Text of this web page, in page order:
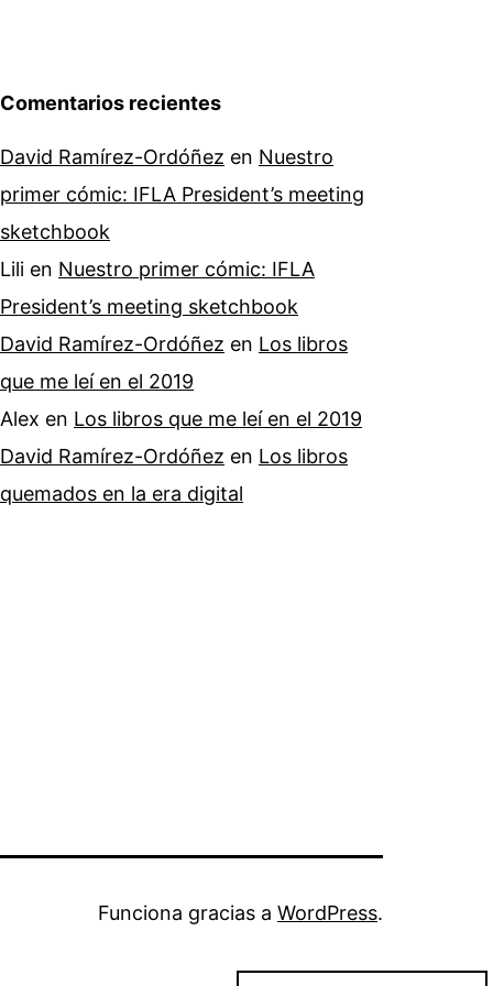
Comentarios recientes
David Ramírez-Ordóñez en Nuestro
primer cómic: IFLA President’s meeting
sketchbook
Lili en Nuestro primer cómic: IFLA
President’s meeting sketchbook
David Ramírez-Ordóñez en Los libros
que me leí en el 2019
Alex en Los libros que me leí en el 2019
David Ramírez-Ordóñez en Los libros
quemados en la era digital
Funciona gracias a WordPress.